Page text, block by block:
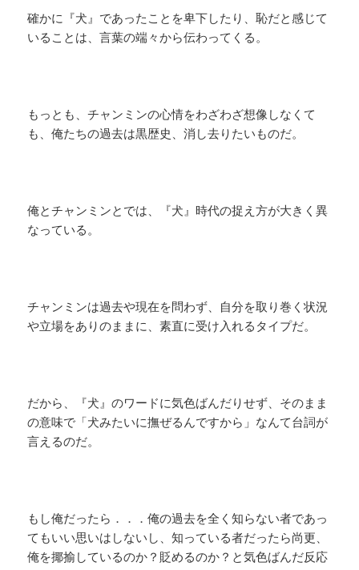
確かに『犬』であったことを卑下したり、恥だと感じて
いることは、言葉の端々から伝わってくる。
もっとも、チャンミンの心情をわざわざ想像しなくて
も、俺たちの過去は黒歴史、消し去りたいものだ。
俺とチャンミンとでは、『犬』時代の捉え方が大きく異
なっている。
チャンミンは過去や現在を問わず、自分を取り巻く状況
や立場をありのままに、素直に受け入れるタイプだ。
だから、『犬』のワードに気色ばんだりせず、そのまま
の意味で「犬みたいに撫ぜるんですから」なんて台詞が
言えるのだ。
もし俺だったら．．．俺の過去を全く知らない者であっ
てもいい思いはしないし、知っている者だったら尚更、
俺を揶揄しているのか？貶めるのか？と気色ばんだ反応